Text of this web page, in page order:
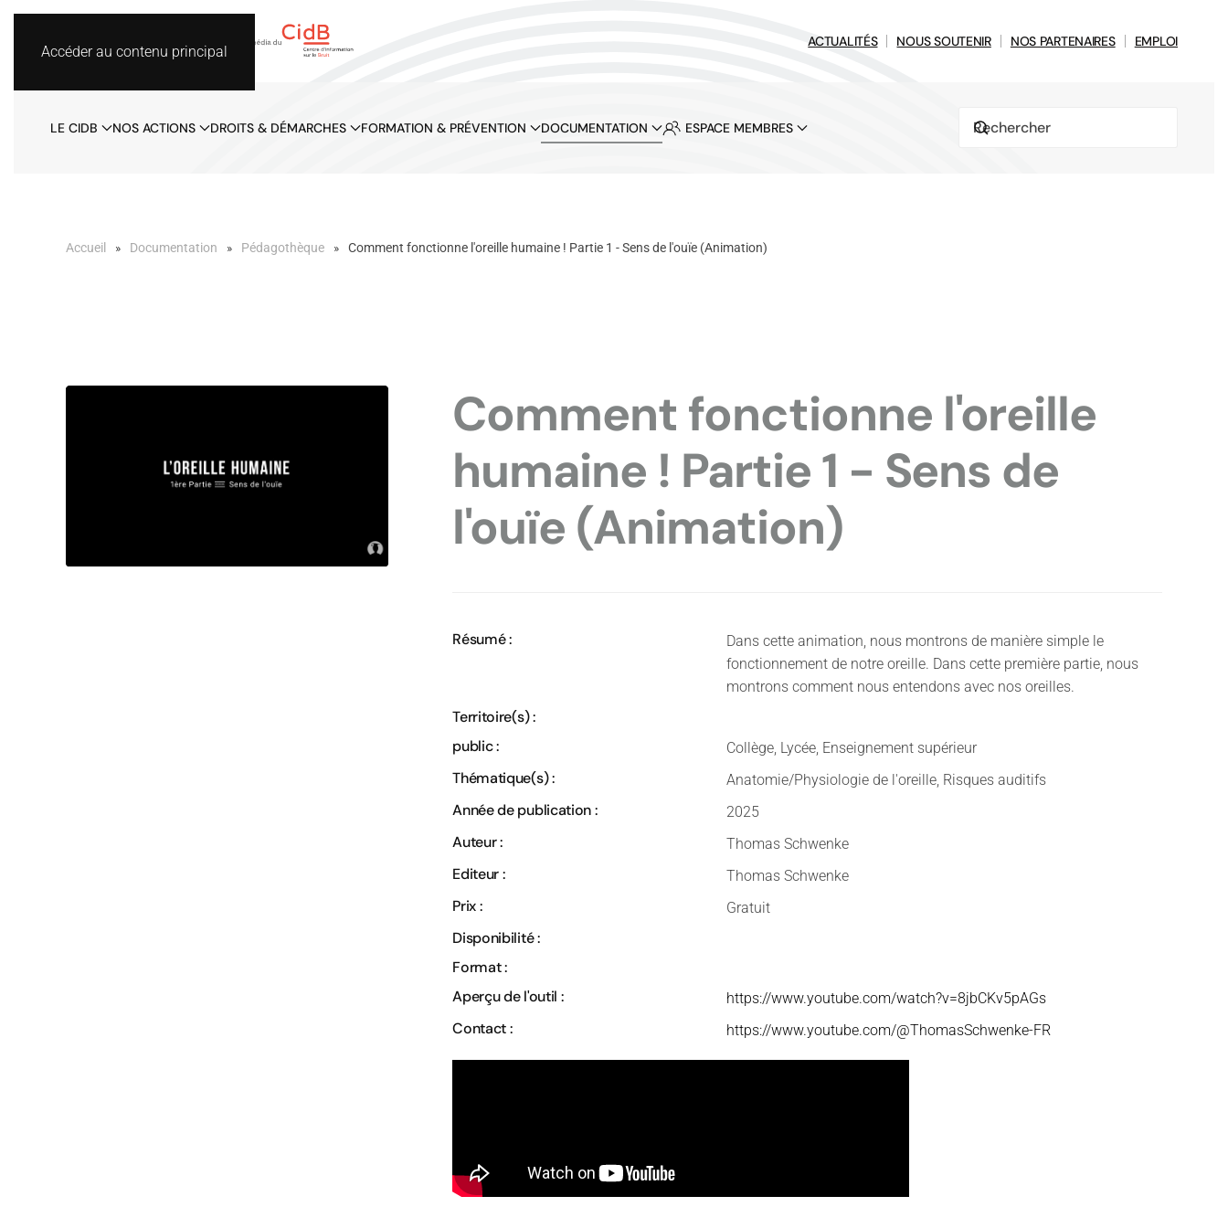
Accéder au contenu principal
ACTUALITÉS NOUS SOUTENIR NOS PARTENAIRES EMPLOI
LE CIDB NOS ACTIONS DROITS & DÉMARCHES FORMATION & PRÉVENTION DOCUMENTATION ESPACE MEMBRES
Accueil Documentation Pédagothèque Comment fonctionne l'oreille humaine ! Partie 1 - Sens de l'ouïe (Animation)
Comment fonctionne l'oreille
humaine ! Partie 1 - Sens de
l'ouïe (Animation)
Résumé :
Dans cette animation, nous montrons de manière simple le
fonctionnement de notre oreille. Dans cette première partie, nous
montrons comment nous entendons avec nos oreilles.
Territoire(s) :
public :
Collège, Lycée, Enseignement supérieur
Thématique(s) : Anatomie/Physiologie de l'oreille, Risques auditifs
Année de publication : 2025
Auteur : Thomas Schwenke
Editeur : Thomas Schwenke
Prix : Gratuit
Disponibilité :
Format :
Aperçu de l'outil :
https://www.youtube.com/watch?v=8jbCKv5pAGs
Contact : https://www.youtube.com/@ThomasSchwenke-FR